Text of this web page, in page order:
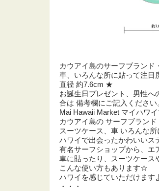
カウアイ島のサーフブラン
車、いろんな所に貼って注
直径 約7.6cm ★
お誕生日プレゼント、男性へ
合は 備考欄にご記入ください
Mai Hawaii Market マイハワ
カウアイ島の サーフブラン
スーツケース、車 いろんな
ハワイで出会ったかわいいス
有名サーフショップから、エ
車に貼ったり、スーツケース
こんな使い方もあります☆
ハワイを感じていただけます
・・・